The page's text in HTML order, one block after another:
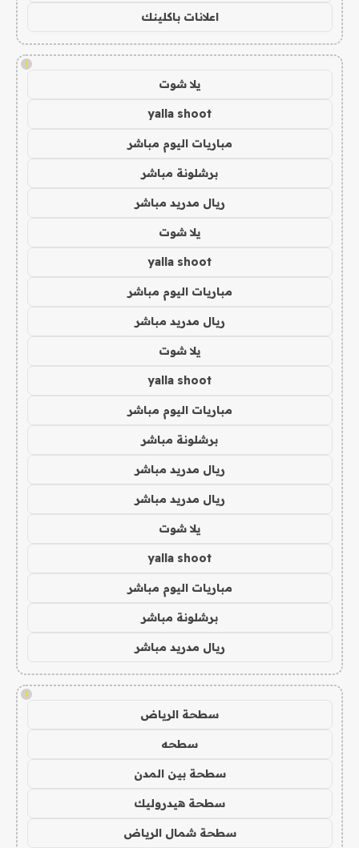
اعلانات باكلينك
!
يلا شوت
yalla shoot
مباريات اليوم مباشر
برشلونة مباشر
ريال مدريد مباشر
يلا شوت
yalla shoot
مباريات اليوم مباشر
ريال مدريد مباشر
يلا شوت
yalla shoot
مباريات اليوم مباشر
برشلونة مباشر
ريال مدريد مباشر
ريال مدريد مباشر
يلا شوت
yalla shoot
مباريات اليوم مباشر
برشلونة مباشر
ريال مدريد مباشر
!
سطحة الرياض
سطحه
سطحة بين المدن
سطحة هيدروليك
سطحة شمال الرياض